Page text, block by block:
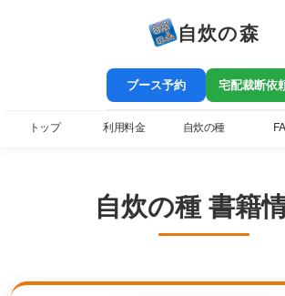
自炊の森
ブース予約 宅配裁断依
トップ 利用料金 自炊の種
自炊の種 書籍